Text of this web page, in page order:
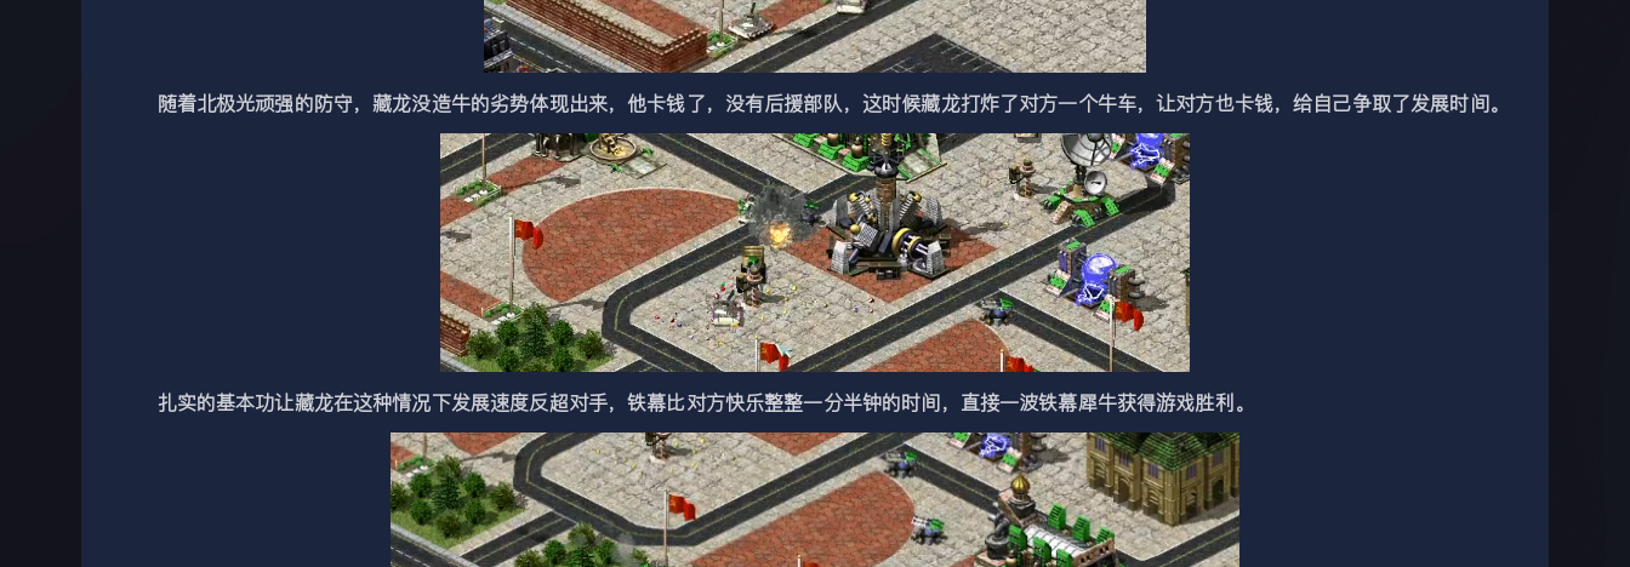
随着北极光顽强的防守，藏龙没造牛的劣势体现出来，他卡钱了，没有后援部队，这时候藏龙打炸了对方一个牛车，让对方也卡钱，给自己争取了发展时间。
扎实的基本功让藏龙在这种情况下发展速度反超对手，铁幕比对方快乐整整一分半钟的时间，直接一波铁幕犀牛获得游戏胜利。